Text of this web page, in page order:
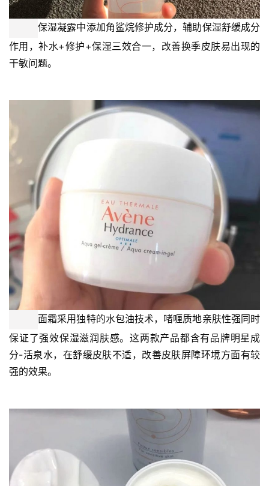
肤提供保湿滋润力。全新保湿因子配方，在促渗透吸收，修
护皮肤屏障结构方面发挥作用；内含海藻糖和透明质酸，持
续补水加强皮肤锁水力，保湿舒缓皮肤状态。